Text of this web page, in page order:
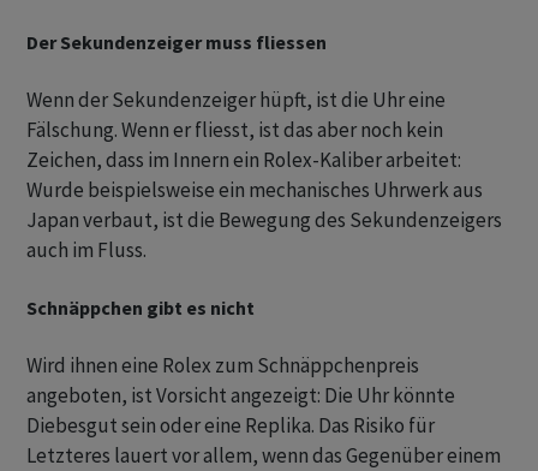
Der Sekundenzeiger muss fliessen
Wenn der Sekundenzeiger hüpft, ist die Uhr eine
Fälschung. Wenn er fliesst, ist das aber noch kein
Zeichen, dass im Innern ein Rolex-Kaliber arbeitet:
Wurde beispielsweise ein mechanisches Uhrwerk aus
Japan verbaut, ist die Bewegung des Sekundenzeigers
auch im Fluss.
Schnäppchen gibt es nicht
Wird ihnen eine Rolex zum Schnäppchenpreis
angeboten, ist Vorsicht angezeigt: Die Uhr könnte
Diebesgut sein oder eine Replika. Das Risiko für
Letzteres lauert vor allem, wenn das Gegenüber einem